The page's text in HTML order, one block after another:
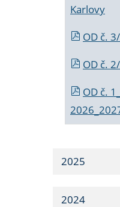
Karlovy
OD č.
OD č.
OD č.
2025
2024